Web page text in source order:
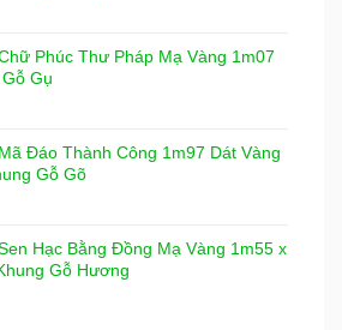
Phúc Thư Pháp Mạ Vàng 1m07
Gụ
Đáo Thành Công 1m97 Dát Vàng
Gỗ Gõ
Hạc Bằng Đồng Mạ Vàng 1m55 x
Gỗ Hương